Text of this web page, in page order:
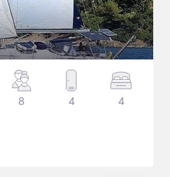
8 4 4